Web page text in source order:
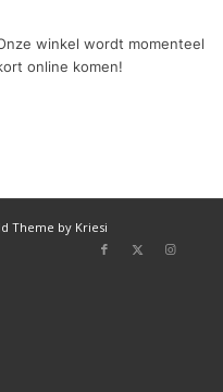
winkel wordt momenteel
online komen!
Theme by Kriesi